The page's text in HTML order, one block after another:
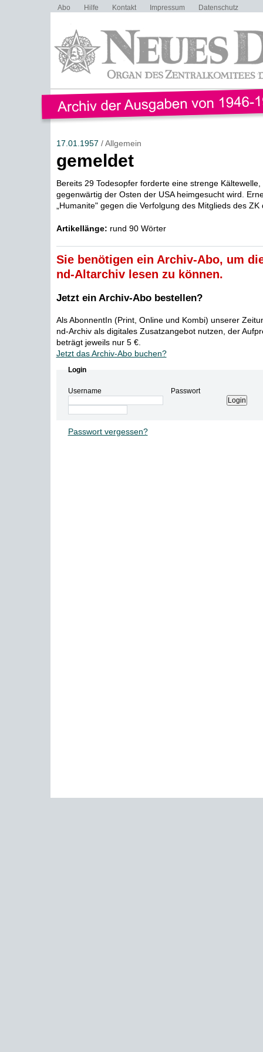
Abo Hilfe Kontakt Impressum Datenschutz
17.01.1957 / Allgemein
gemeldet
Bereits 29 Todesopfer forderte eine strenge Kältewelle,
gegenwärtig der Osten der USA heimgesucht wird.
„Humanite" gegen die Verfolgung des Mitglieds des ZK
Artikellänge: rund 90 Wörter
Sie benötigen ein Archiv-Abo, um
nd-Altarchiv lesen zu können.
Jetzt ein Archiv-Abo bestellen?
Als AbonnentIn (Print, Online und Kombi) unserer
nd-Archiv als digitales Zusatzangebot nutzen, der
beträgt jeweils nur 5 €.
Jetzt das Archiv-Abo buchen?
Login
Username Passwort
Passwort vergessen?